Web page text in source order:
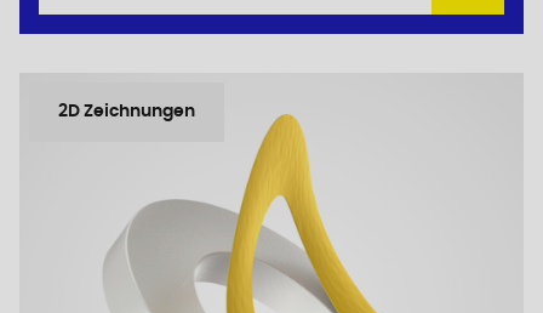
2D Zeichnungen